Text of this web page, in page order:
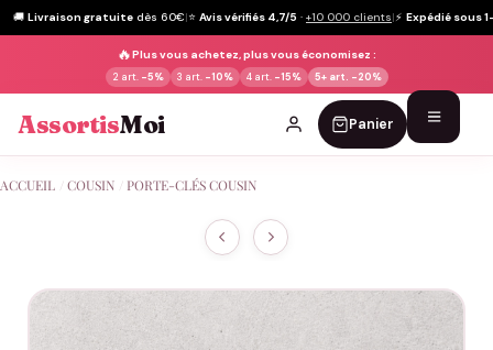
🚚 Livraison gratuite dès 60€|⭐ Avis vérifiés 4,7/5 · +10 000 clients|⚡ Expédié sous
🔥Plus vous achetez, plus vous économisez :
2 art. -5% 3 art. -10% 4 art. -15% 5+ art. -20%
AssortisMoi Panier
au
ACCUEIL COUSIN PORTE-CLÉS COUSIN